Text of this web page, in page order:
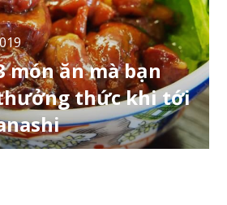
món ăn mà bạn
thức khi tới
là một trong những tỉnh của Nhật